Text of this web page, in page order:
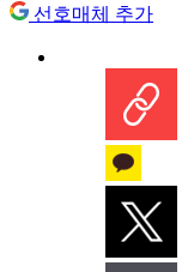
선호매체 추가